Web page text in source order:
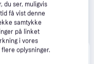
du ser, muligvis
få vist denne
samtykke
på linket
i vores
oplysninger.